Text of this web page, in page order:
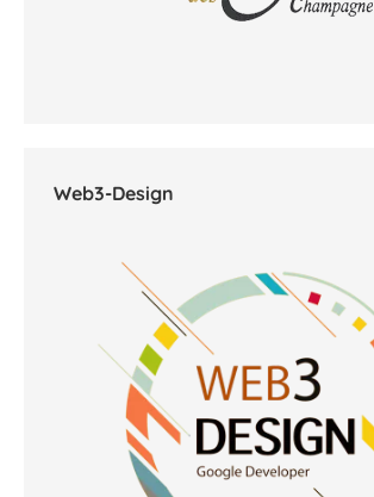
Web3-Design